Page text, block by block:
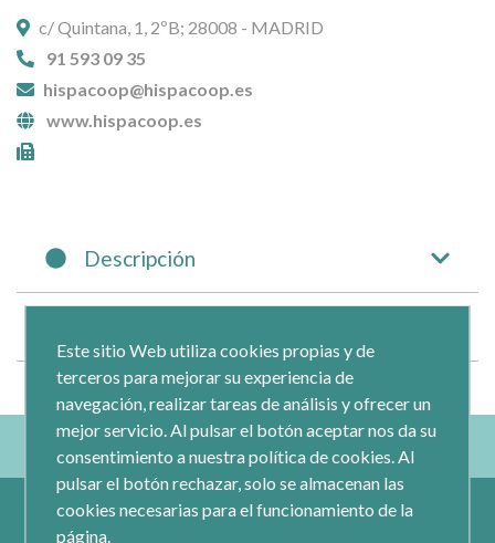
c/ Quintana, 1, 2ºB; 28008 - MADRID
91 593 09 35
hispacoop@hispacoop.es
www.hispacoop.es
Descripción
Este sitio Web utiliza cookies propias y de
terceros para mejorar su experiencia de
navegación, realizar tareas de análisis y ofrecer un
mejor servicio. Al pulsar el botón aceptar nos da su
consentimiento a nuestra política de cookies. Al
pulsar el botón rechazar, solo se almacenan las
cookies necesarias para el funcionamiento de la
página.